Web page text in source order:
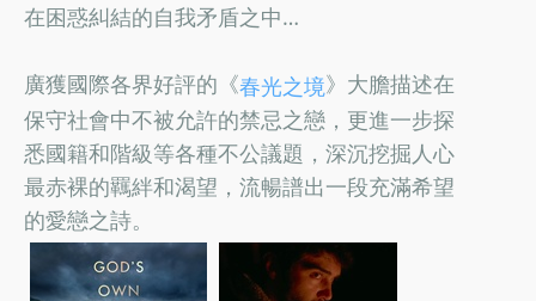
在困惑糾結的自我矛盾之中…
廣獲國際各界好評的《春光之境》大膽描述在
保守社會中不被允許的禁忌之戀，更進一步探
悉國籍和階級等各種不公議題，深沉挖掘人心
最赤裸的羈絆和渴望，流暢譜出一段充滿希望
的愛戀之詩。